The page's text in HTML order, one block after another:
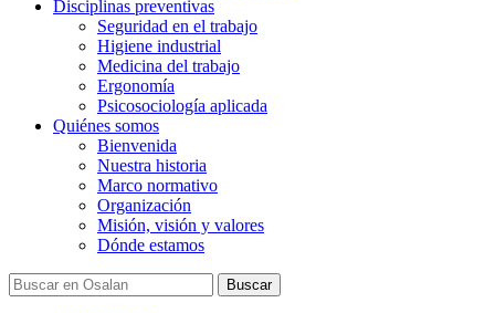
Disciplinas preventivas
Seguridad en el trabajo
Higiene industrial
Medicina del trabajo
Ergonomía
Psicosociología aplicada
Quiénes somos
Bienvenida
Nuestra historia
Marco normativo
Organización
Misión, visión y valores
Dónde estamos